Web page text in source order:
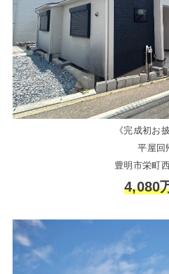
《完成初お
平屋回
豊明市栄町
4,080